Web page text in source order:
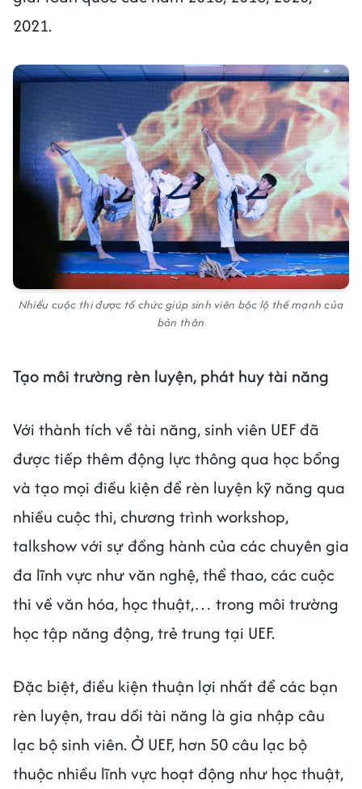
2021.
Nhiều cuộc thi được tổ chức giúp sinh viên bộc lộ thế mạnh của
bản thân
Tạo môi trường rèn luyện, phát huy tài năng
Với thành tích về tài năng, sinh viên UEF đã
được tiếp thêm động lực thông qua học bổng
và tạo mọi điều kiện để rèn luyện kỹ năng qua
nhiều cuộc thi, chương trình workshop,
talkshow với sự đồng hành của các chuyên gia
đa lĩnh vực như văn nghệ, thể thao, các cuộc
thi về văn hóa, học thuật,… trong môi trường
học tập năng động, trẻ trung tại UEF.
Đặc biệt, điều kiện thuận lợi nhất để các bạn
rèn luyện, trau dồi tài năng là gia nhập câu
lạc bộ sinh viên. Ở UEF, hơn 50 câu lạc bộ
thuộc nhiều lĩnh vực hoạt động như học thuật,